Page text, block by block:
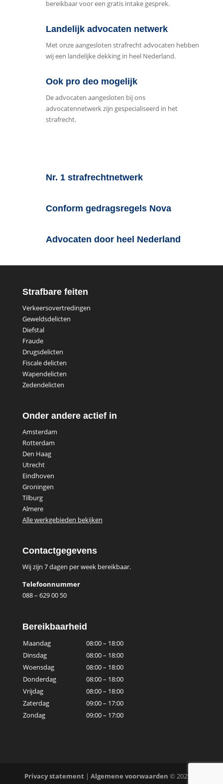
bereikbaar voor een gratis intake gesprek.
Landelijk advocaten netwerk
Met onze aangesloten strafrecht advocaten hebben
wij een landelijke dekking in heel Nederland.
Ook pro deo mogelijk
De advocaten aangesloten bij ons
advocatennetwerk zijn gespecialiseerd in het
strafrecht.
Nr. 1 strafrechtnetwerk
Conform gedragsregels Nova
Advocaten door heel Nederland
Strafbare feiten
Verkeersovertredingen
Geweldsdelicten
Diefstal
Fraude
Drugsdelicten
Fiscale delicten
Wapendelicten
Zedendelicten
Onder andere actief in
Amsterdam
Rotterdam
Den Haag
Utrecht
Eindhoven
Groningen
Tilburg
Almere
Alle werkgebieden bekijken
Contactgegevens
Wij zijn 7 dagen per week bereikbaar.
Telefoonnummer
088 – 629 00 50
Bereikbaarheid
Maandag
08:00 – 18:00
Dinsdag
08:00 – 18:00
Woensdag
08:00 – 18:00
Donderdag
08:00 – 18:00
Vrijdag
08:00 – 18:00
Zaterdag
09:00 – 17:00
Zondag
09:00 – 17:00
Privacy statement | Algemene voorwaarden © 2025 ls-